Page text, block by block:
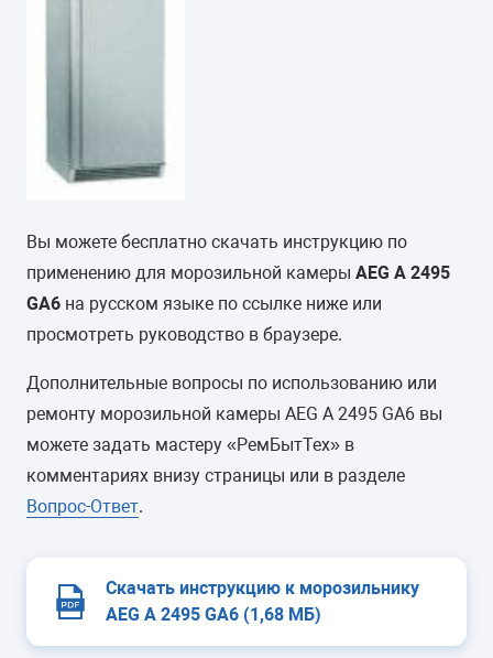
Вы можете бесплатно скачать инструкцию по
применению для морозильной камеры AEG A 2495
GA6 на русском языке по ссылке ниже или
просмотреть руководство в браузере.
Дополнительные вопросы по использованию или
ремонту морозильной камеры AEG A 2495 GA6 вы
можете задать мастеру «РемБытТех» в
комментариях внизу страницы или в разделе
Вопрос-Ответ.
Скачать инструкцию к морозильнику
AEG A 2495 GA6 (1,68 МБ)